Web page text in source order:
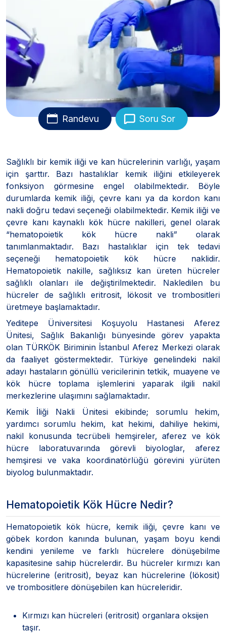
Randevu Soru Sor
Sağlıklı bir kemik iliği ve kan hücrelerinin varlığı, yaşam
için şarttır. Bazı hastalıklar kemik iliğini etkileyerek
fonksiyon görmesine engel olabilmektedir. Böyle
durumlarda kemik iliği, çevre kanı ya da kordon kanı
nakli doğru tedavi seçeneği olabilmektedir. Kemik iliği ve
çevre kanı kaynaklı kök hücre nakilleri, genel olarak
“hematopoietik kök hücre nakli” olarak
tanımlanmaktadır. Bazı hastalıklar için tek tedavi
seçeneği hematopoietik kök hücre naklidir.
Hematopoietik nakille, sağlıksız kan üreten hücreler
sağlıklı olanları ile değiştirilmektedir. Nakledilen bu
hücreler de sağlıklı eritrosit, lökosit ve trombositleri
üretmeye başlamaktadır.
Yeditepe Üniversitesi Koşuyolu Hastanesi Aferez
Ünitesi, Sağlık Bakanlığı bünyesinde görev yapakta
olan TÜRKÖK Biriminin İstanbul Aferez Merkezi olarak
da faaliyet göstermektedir. Türkiye genelindeki nakil
adayı hastaların gönüllü vericilerinin tetkik, muayene ve
kök hücre toplama işlemlerini yaparak ilgili nakil
merkezlerine ulaşımını sağlamaktadır.
Kemik İliği Nakli Ünitesi ekibinde; sorumlu hekim,
yardımcı sorumlu hekim, kat hekimi, dahiliye hekimi,
nakil konusunda tecrübeli hemşireler, aferez ve kök
hücre laboratuvarında görevli biyologlar, aferez
hemşiresi ve vaka koordinatörlüğü görevini yürüten
biyolog bulunmaktadır.
Hematopoietik Kök Hücre Nedir?
Hematopoietik kök hücre, kemik iliği, çevre kanı ve
göbek kordon kanında bulunan, yaşam boyu kendi
kendini yenileme ve farklı hücrelere dönüşebilme
kapasitesine sahip hücrelerdir. Bu hücreler kırmızı kan
hücrelerine (eritrosit), beyaz kan hücrelerine (lökosit)
ve trombositlere dönüşebilen kan hücreleridir.
Kırmızı kan hücreleri (eritrosit) organlara oksijen
taşır.